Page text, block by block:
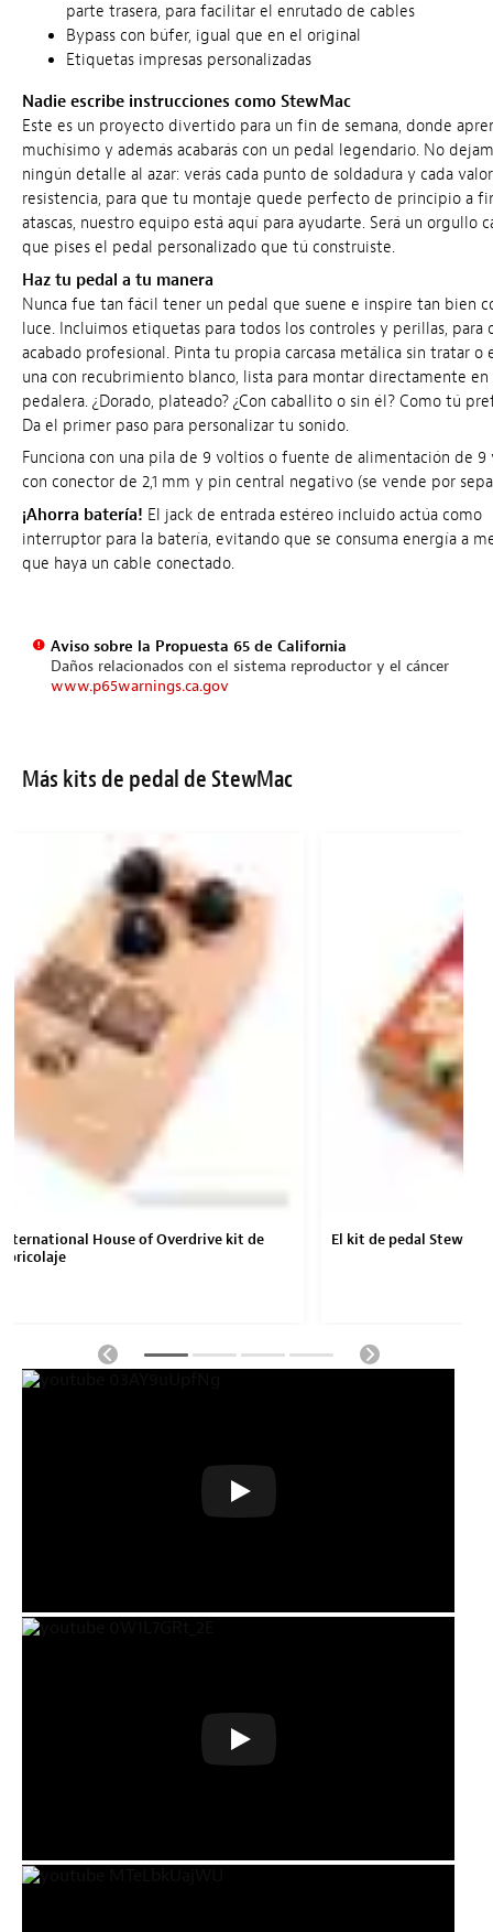
parte trasera, para facilitar el enrutado de cables
Bypass con búfer, igual que en el original
Etiquetas impresas personalizadas
Nadie escribe instrucciones como StewMac
Este es un proyecto divertido para un fin de semana, donde
muchísimo y además acabarás con un pedal legendario. No
ningún detalle al azar: verás cada punto de soldadura y cada
resistencia, para que tu montaje quede perfecto de principio a
atascas, nuestro equipo está aquí para ayudarte. Será un orgullo
que pises el pedal personalizado que tú construiste.
Haz tu pedal a tu manera
Nunca fue tan fácil tener un pedal que suene e inspire tan bien
luce. Incluimos etiquetas para todos los controles y perillas, para
acabado profesional. Pinta tu propia carcasa metálica sin tratar o
una con recubrimiento blanco, lista para montar directamente
pedalera. ¿Dorado, plateado? ¿Con caballito o sin él? Como tú
Da el primer paso para personalizar tu sonido.
Funciona con una pila de 9 voltios o fuente de alimentación de 9
con conector de 2,1 mm y pin central negativo (se vende por
¡Ahorra batería! El jack de entrada estéreo incluido actúa como
interruptor para la batería, evitando que se consuma energía a
que haya un cable conectado.
Aviso sobre la Propuesta 65 de California
Daños relacionados con el sistema reproductor y el cáncer
www.p65warnings.ca.gov
Más kits de pedal de StewMac
House of Overdrive kit de
bricolaje
El kit de pedal